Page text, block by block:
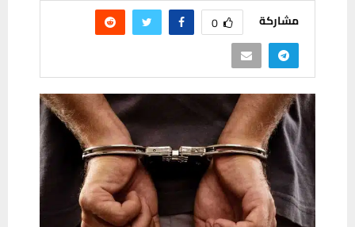
مشاركة 0